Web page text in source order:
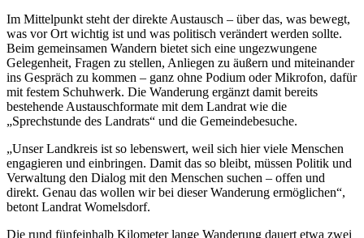
Im Mittelpunkt steht der direkte Austausch – über das, was bewegt,
was vor Ort wichtig ist und was politisch verändert werden sollte.
Beim gemeinsamen Wandern bietet sich eine ungezwungene
Gelegenheit, Fragen zu stellen, Anliegen zu äußern und miteinander
ins Gespräch zu kommen – ganz ohne Podium oder Mikrofon, dafür
mit festem Schuhwerk. Die Wanderung ergänzt damit bereits
bestehende Austauschformate mit dem Landrat wie die
„Sprechstunde des Landrats“ und die Gemeindebesuche.
„Unser Landkreis ist so lebenswert, weil sich hier viele Menschen
engagieren und einbringen. Damit das so bleibt, müssen Politik und
Verwaltung den Dialog mit den Menschen suchen – offen und
direkt. Genau das wollen wir bei dieser Wanderung ermöglichen“,
betont Landrat Womelsdorf.
Die rund fünfeinhalb Kilometer lange Wanderung dauert etwa zwei